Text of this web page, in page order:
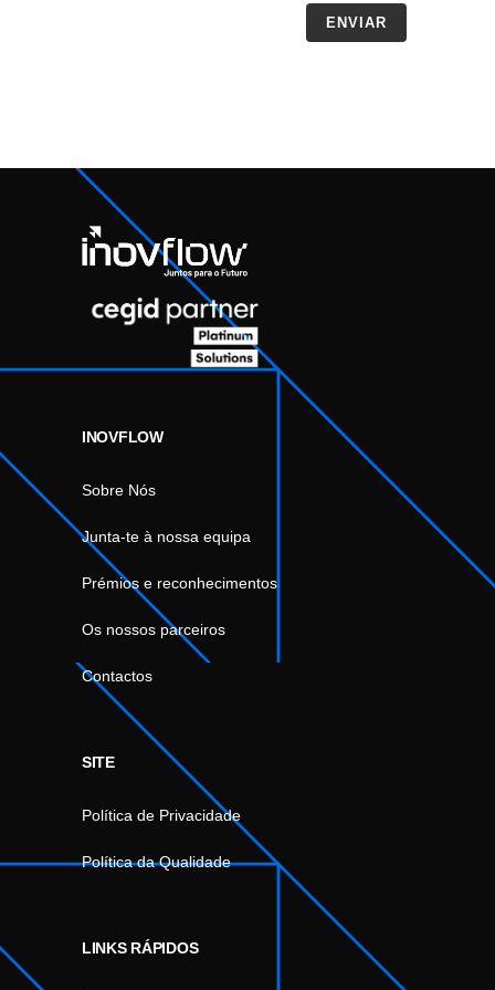
INOVFLOW
Sobre Nós
Junta-te à nossa equipa
Prémios e reconhecimentos
Os nossos parceiros
Contactos
SITE
Política de Privacidade
Política da Qualidade
LINKS RÁPIDOS